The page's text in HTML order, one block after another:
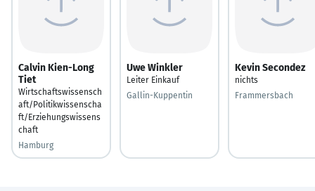
Calvin Kien-Long
Tiet
Wirtschaftswissensch
aft/Politikwissenscha
ft/Erziehungswissens
chaft
Hamburg
Uwe Winkler
Leiter Einkauf
Gallin-Kuppentin
Kevin Secondez
nichts
Frammersbach